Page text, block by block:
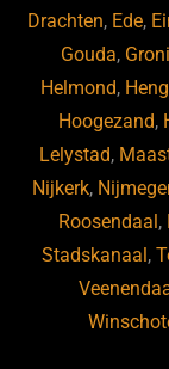
Drachten, Ede,
Gouda,
Helmond,
Hoogezand,
Lelystad,
Nijkerk,
Roosendaal,
Stadskanaal,